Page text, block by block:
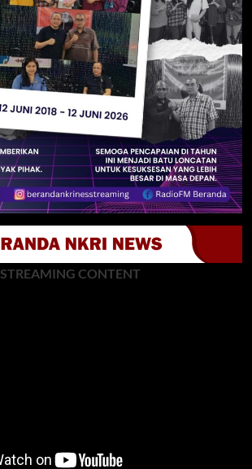
STREAMING CONTENT